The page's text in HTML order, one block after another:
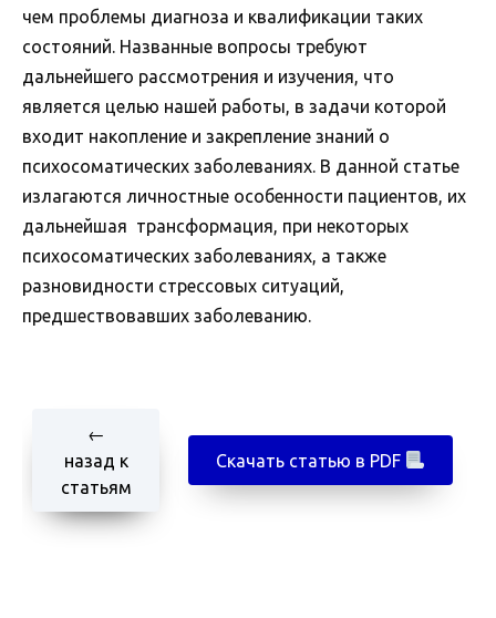
чем проблемы диагноза и квалификации таких
состояний. Названные вопросы требуют
дальнейшего рассмотрения и изучения, что
является целью нашей работы, в задачи которой
входит накопление и закрепление знаний о
психосоматических заболеваниях. В данной статье
излагаются личностные особенности пациентов, их
дальнейшая трансформация, при некоторых
психосоматических заболеваниях, а также
разновидности стрессовых ситуаций,
предшествовавших заболеванию.
←
назад к
статьям
Скачать статью в PDF